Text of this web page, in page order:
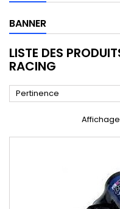
BANNER
LISTE DES
RACING
Pertinence